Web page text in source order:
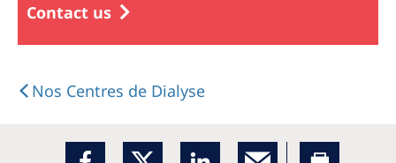
Asia Pacific
Philippines
North America
Contact us
Nos Centres de Dialyse